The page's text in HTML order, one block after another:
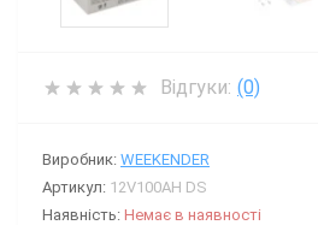
Відгуки: (0)
Виробник: WEEKENDER
Артикул: 12V100AH DS
Наявність: Немає в наявності